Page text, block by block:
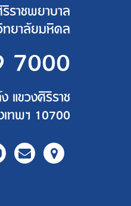
าชพยาบาล
ทยาลัยมหิดล
7000
แขวงศิริราช
ทพฯ 10700